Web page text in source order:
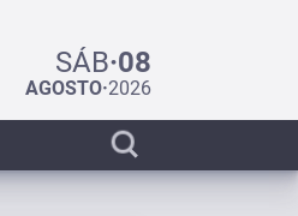
SÁB·08
AGOSTO·2026
Display
search